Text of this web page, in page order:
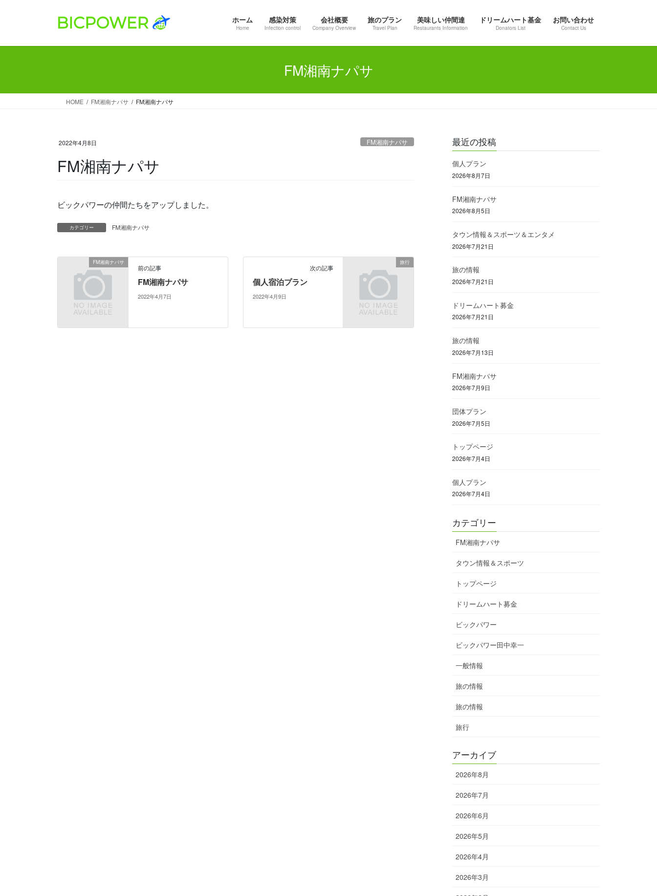
ホーム
Home
感染対策
Infection control
会社概要
Company Overview
旅のプラン
Travel Plan
美味しい仲間達
Restaurants Information
ドリームハート基金
Donators List
お問い合わせ
Contact Us
FM湘南ナパサ
HOME FM湘南ナパサ FM湘南ナパサ
2022年4月8日 FM湘南ナパサ
FM湘南ナパサ
ビックパワーの仲間たちをアップしました。
カテゴリー FM湘南ナパサ
FM湘南ナパサ
前の記事
FM湘南ナパサ
2022年4月7日
旅行
次の記事
個人宿泊プラン
2022年4月9日
最近の投稿
個人プラン
2026年8月7日
FM湘南ナパサ
2026年8月5日
タウン情報＆スポーツ＆エンタメ
2026年7月21日
旅の情報
2026年7月21日
ドリームハート募金
2026年7月21日
旅の情報
2026年7月13日
FM湘南ナパサ
2026年7月9日
団体プラン
2026年7月5日
トップページ
2026年7月4日
個人プラン
2026年7月4日
カテゴリー
FM湘南ナパサ
タウン情報＆スポーツ
トップページ
ドリームハート募金
ビックパワー
ビックパワー田中幸一
一般情報
旅の情報
旅の情報
旅行
アーカイブ
2026年8月
2026年7月
2026年6月
2026年5月
2026年4月
2026年3月